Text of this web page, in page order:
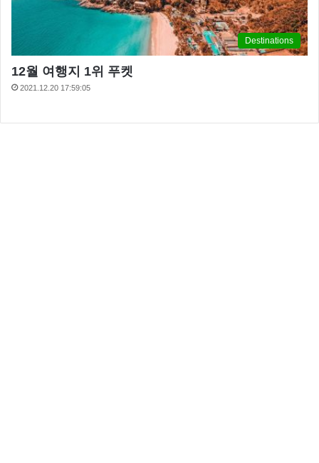
Destinations
12월 여행지 1위 푸켓
2021.12.20 17:59:05